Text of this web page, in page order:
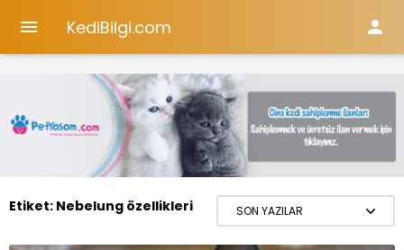
 KediBilgi.com 
Etiket: Nebelung özellikleri